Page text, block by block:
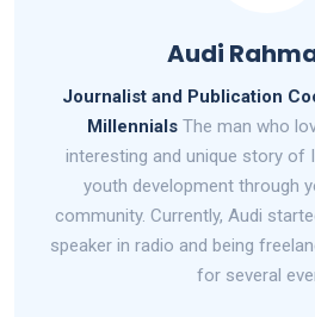
Audi
Journalist and Publication
Millennials The man who
interesting and unique story of
youth development through
community. Currently, Audi
speaker in radio and being
for several